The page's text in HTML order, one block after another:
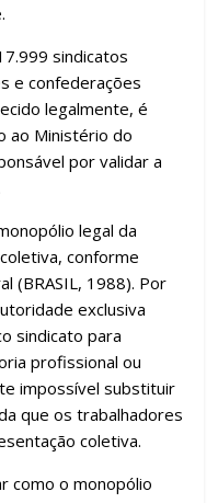
sindicatos
e confederações
legalmente, é
ao Ministério do
por validar a
legal da
conforme
(BRASIL, 1988). Por
exclusiva
sindicato para
profissional ou
impossível substituir
que os trabalhadores
coletiva.
como o monopólio